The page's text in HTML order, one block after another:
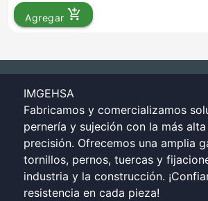
Agregar add_shopping_cart
IMGEHSA
Fabricamos y comercializamos
pernería y sujeción con la más
precisión. Ofrecemos una amplia
tornillos, pernos, tuercas y
industria y la construcción.
resistencia en cada pieza!